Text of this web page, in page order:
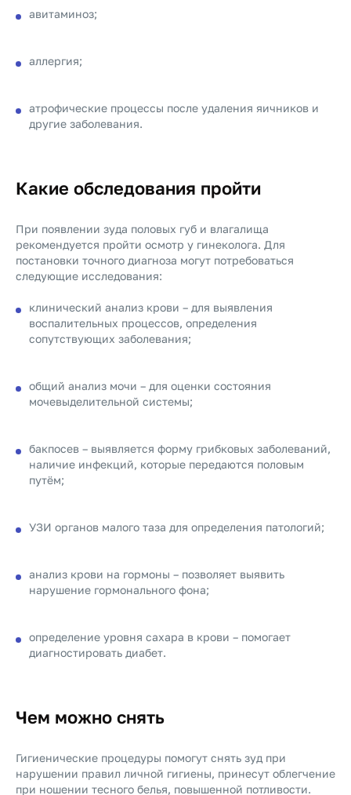
авитаминоз;
аллергия;
атрофические процессы после удаления яичников и
другие заболевания.
Какие обследования пройти
При появлении зуда половых губ и влагалища
рекомендуется пройти осмотр у гинеколога. Для
постановки точного диагноза могут потребоваться
следующие исследования:
клинический анализ крови – для выявления
воспалительных процессов, определения
сопутствующих заболевания;
общий анализ мочи – для оценки состояния
мочевыделительной системы;
бакпосев – выявляется форму грибковых заболеваний,
наличие инфекций, которые передаются половым
путём;
УЗИ органов малого таза для определения патологий;
анализ крови на гормоны – позволяет выявить
нарушение гормонального фона;
определение уровня сахара в крови – помогает
диагностировать диабет.
Чем можно снять
Гигиенические процедуры помогут снять зуд при
нарушении правил личной гигиены, принесут облегчение
при ношении тесного белья, повышенной потливости.